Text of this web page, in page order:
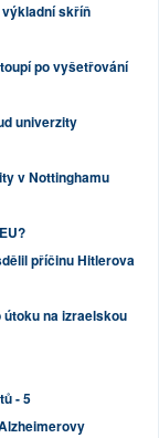
skříň
po vyšetřování
univerzity
v Nottinghamu
příčinu Hitlerova
na izraelskou
- 5